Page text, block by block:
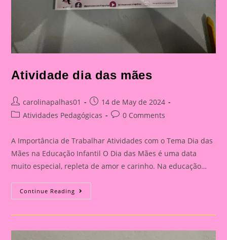
Atividade dia das mães
Post
author:
carolinapalhas01
Post
published:
14 de May de 2024
PostAtividades Pedagógicas
Post0 Comments
A Importância de Trabalhar Atividades com o Tema Dia das
Mães na Educação Infantil O Dia das Mães é uma data
muito especial, repleta de amor e carinho. Na educação…
Continue Reading Atividade
Dia